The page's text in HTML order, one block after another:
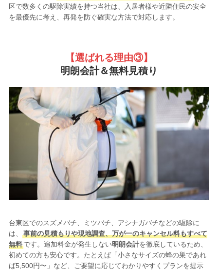
区で数多くの駆除実績を持つ当社は、入居者様や近隣住民の安全
を最優先に考え、再発を防ぐ確実な方法で対応します。
【選ばれる理由③】
明朗会計＆無料見積り
台東区でのスズメバチ、ミツバチ、アシナガバチなどの駆除に
は、
事前の見積もりや現地調査、万が一のキャンセル料もすべて
無料です。追加料金が発生しない明朗会計を徹底しているため、
初めての方も安心です。たとえば「小さなサイズの蜂の巣であれ
ば5,500円〜」など、ご要望に応じてわかりやすくプランを提示